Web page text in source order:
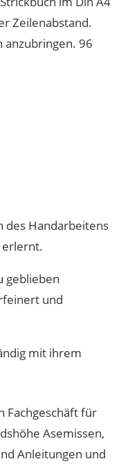
Zeilenabstand.
anzubringen. 96
des Handarbeitens
erlernt.
geblieben
und
mit ihrem
Fachgeschäft für
Asemissen,
Anleitungen und